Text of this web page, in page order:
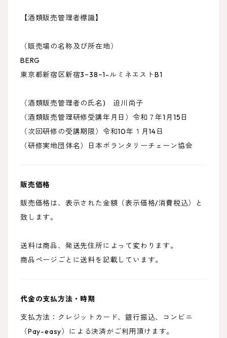
【酒類販売管理者標識】
（販売場の名称及び所在地）
BERG
東京都新宿区新宿3−38−1-ルミネエストB1
（酒類販売管理者の氏名) 迫川尚子
（酒類販売管理研修受講年月日）令和７年1月15日
（次回研修の受講期限）令和10年１月14日
（研修実地団体名）日本ボランタリーチェーン協会
販売価格
販売価格は、表示された金額（表示価格/消費税込）と
致します。
送料は商品、発送先住所によって変わります。
商品ページごとに送料を記載しています。
代金の支払方法・時期
支払方法：クレジットカード、銀行振込、コンビニ
（Pay-easy）による決済がご利用頂けます。